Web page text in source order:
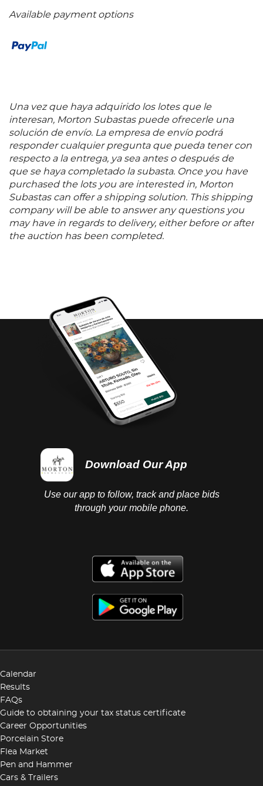
Available payment options
Una vez que haya adquirido los lotes que le
interesan, Morton Subastas puede ofrecerle una
solución de envío. La empresa de envío podrá
responder cualquier pregunta que pueda tener con
respecto a la entrega, ya sea antes o después de
que se haya completado la subasta. Once you have
purchased the lots you are interested in, Morton
Subastas can offer a shipping solution. This shipping
company will be able to answer any questions you
may have in regards to delivery, either before or after
the auction has been completed.
Download Our App
Use our app to follow, track and place bids
through your mobile phone.
Calendar
Results
FAQs
Guide to obtaining your tax status certificate
Career Opportunities
Porcelain Store
Flea Market
Pen and Hammer
Cars & Trailers